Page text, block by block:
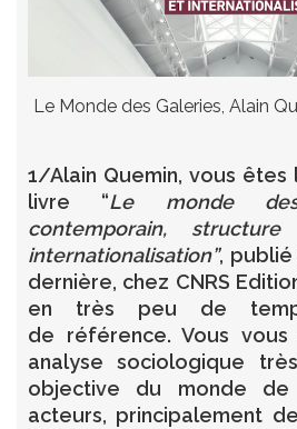
Le Monde des Galeries, Alain
1/Alain Quemin, vous êtes
livre “Le monde
contemporain,
internationalisation”, publié
dernière, chez CNRS
en très peu de
de référence. Vous
analyse sociologique
objective du monde
acteurs, principalement